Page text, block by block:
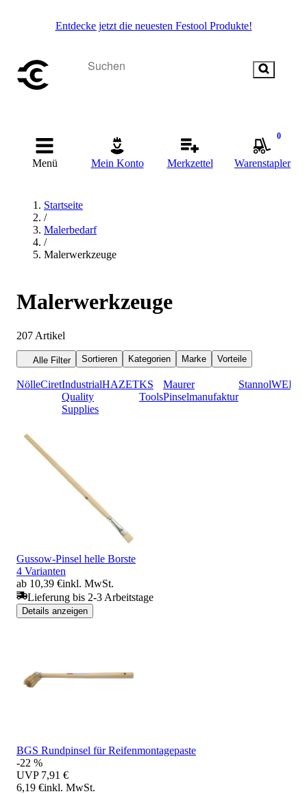
Entdecke jetzt die neuesten Festool Produkte!
Menü Mein Konto Merkzettel
0
Warenstapler
Startseite
/
Malerbedarf
/
Malerwerkzeuge
Malerwerkzeuge
207 Artikel
Alle Filter Sortieren Kategorien Marke Vorteile
NölleCiretIndustrial
Quality
Supplies
HAZETKS
Tools
Maurer
Pinselmanufaktur
Stannol
Gussow-Pinsel helle Borste
4 Varianten
ab 10,39 €inkl. MwSt.
Lieferung bis 2-3 Arbeitstage
Details anzeigen
BGS Rundpinsel für Reifenmontagepaste
-22 %
UVP 7,91 €
6,19 €inkl. MwSt.